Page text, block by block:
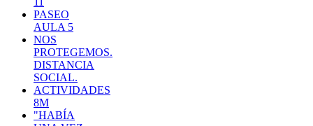
PASEO
AULA 5
NOS
PROTEGEMOS.
DISTANCIA
SOCIAL.
ACTIVIDADES
8M
"HABÍA